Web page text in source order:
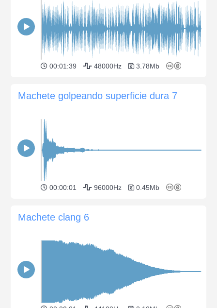
00:01:39 48000Hz 3.78Mb
Machete golpeando superficie dura 7
00:00:01 96000Hz 0.45Mb
Machete clang 6